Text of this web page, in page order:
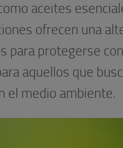
aceites
ofrecen una
para protegerse
aquellos que
el medio ambiente.